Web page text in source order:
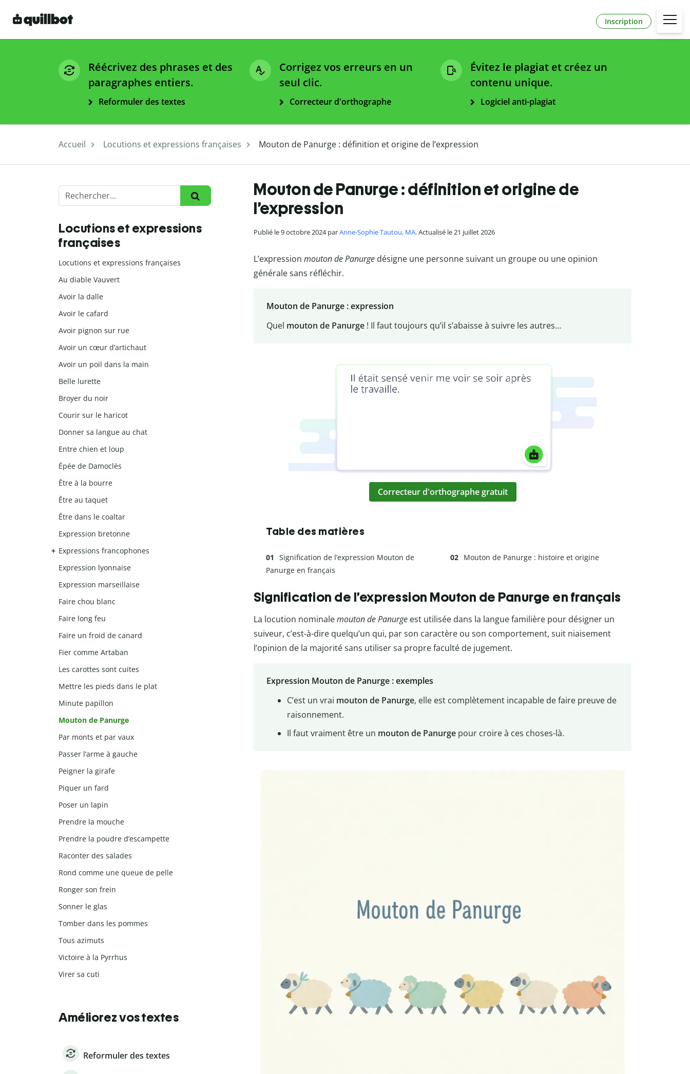
Inscription
Réécrivez des phrases et des
paragraphes entiers.
Reformuler des textes
Corrigez vos erreurs en un
seul clic.
Correcteur d'orthographe
Évitez le plagiat et créez un
contenu unique.
Logiciel anti-plagiat
Accueil Locutions et expressions françaises Mouton de Panurge : définition et origine de l’expression
Mouton de Panurge : définition et origine de
l’expression
Publié le 9 octobre 2024 parAnne-Sophie Tautou, MA. Actualisé le 21 juillet 2026
L’expression mouton de Panurge désigne une personne suivant un groupe ou une opinion
générale sans réfléchir.
Mouton de Panurge : expression
Quel mouton de Panurge! Il faut toujours qu’il s’abaisse à suivre les autres…
Correcteur d'orthographe gratuit
Table des matières
Signification de l’expression Mouton de
Panurge en français
Mouton de Panurge : histoire et origine
Signification de l’expression Mouton de Panurge en français
La locution nominalemouton de Panurge est utilisée dans la langue familière pour désigner un
suiveur, c’est-à-dire quelqu’un qui, par son caractère ou son comportement, suit niaisement
l’opinion de la majorité sans utiliser sa propre faculté de jugement.
Expression Mouton de Panurge : exemples
C’est un vrai mouton de Panurge, elle est complètement incapable de faire preuve de
raisonnement.
Il faut vraiment être un mouton de Panurgepour croire à ces choses-là.
Locutions et expressions
françaises
Locutions et expressions françaises
Au diable Vauvert
Avoir la dalle
Avoir le cafard
Avoir pignon sur rue
Avoir un cœur d’artichaut
Avoir un poil dans la main
Belle lurette
Broyer du noir
Courir sur le haricot
Donner sa langue au chat
Entre chien et loup
Épée de Damoclès
Être à la bourre
Être au taquet
Être dans le coaltar
Expression bretonne
Expressions francophones
Expression lyonnaise
Expression marseillaise
Faire chou blanc
Faire long feu
Faire un froid de canard
Fier comme Artaban
Les carottes sont cuites
Mettre les pieds dans le plat
Minute papillon
Mouton de Panurge
Par monts et par vaux
Passer l’arme à gauche
Peigner la girafe
Piquer un fard
Poser un lapin
Prendre la mouche
Prendre la poudre d’escampette
Raconter des salades
Rond comme une queue de pelle
Ronger son frein
Sonner le glas
Tomber dans les pommes
Tous azimuts
Victoire à la Pyrrhus
Virer sa cuti
Améliorez vos textes
Reformuler des textes